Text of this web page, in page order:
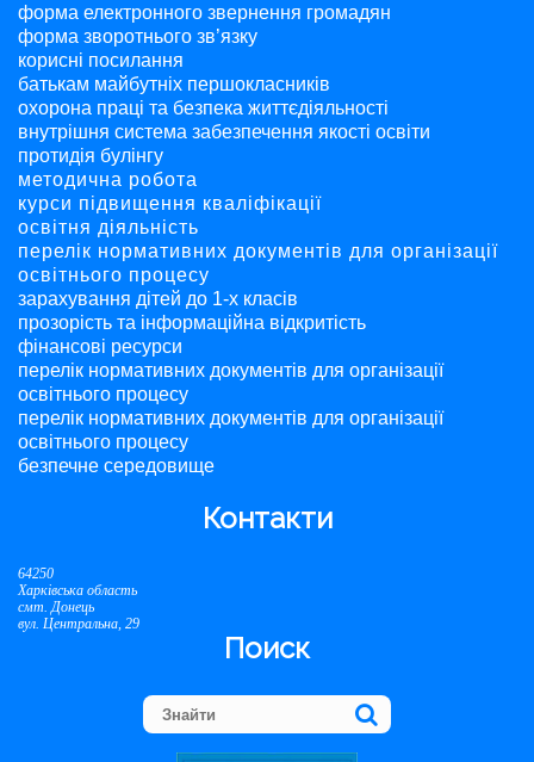
форма електронного звернення громадян
форма зворотнього зв’язку
корисні посилання
батькам майбутніх першокласників
охорона праці та безпека життєдіяльності
внутрішня система забезпечення якості освіти
протидія булінгу
методична робота
курси підвищення кваліфікації
освітня діяльність
перелік нормативних документів для організації
освітнього процесу
зарахування дітей до 1-х класів
прозорість та інформаційна відкритість
фінансові ресурси
перелік нормативних документів для організації
освітнього процесу
перелік нормативних документів для організації
освітнього процесу
безпечне середовище
Контакти
64250
Харківська область
смт. Донець
вул. Центральна, 29
Поиск